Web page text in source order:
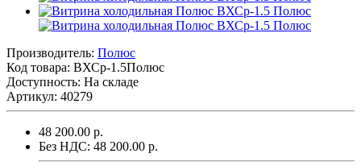
Производитель: Полюс
Код товара: ВХСр-1.5Полюс
Доступность: На складе
Артикул: 40279
48 200.00 р.
Без НДС: 48 200.00 р.